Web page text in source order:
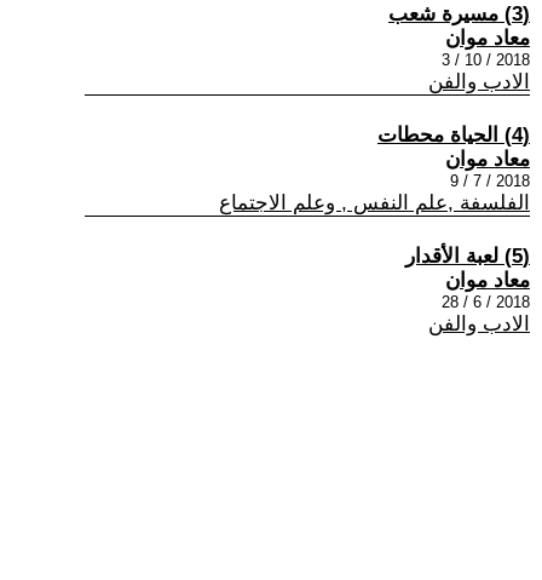
(3) مسيرة شعب
معاد موان
2018 / 10 / 3
الادب والفن
(4) الحياة محطات
معاد موان
2018 / 7 / 9
الفلسفة ,علم النفس , وعلم الاجتماع
(5) لعبة الأقدار
معاد موان
2018 / 6 / 28
الادب والفن